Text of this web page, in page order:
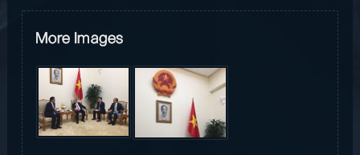
More Images